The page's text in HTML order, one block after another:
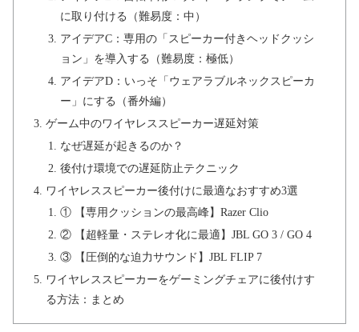
に取り付ける（難易度：中）
アイデアC：専用の「スピーカー付きヘッドクッシ
ョン」を導入する（難易度：極低）
アイデアD：いっそ「ウェアラブルネックスピーカ
ー」にする（番外編）
ゲーム中のワイヤレススピーカー遅延対策
なぜ遅延が起きるのか？
後付け環境での遅延防止テクニック
ワイヤレススピーカー後付けに最適なおすすめ3選
① 【専用クッションの最高峰】Razer Clio
② 【超軽量・ステレオ化に最適】JBL GO 3 / GO 4
③ 【圧倒的な迫力サウンド】JBL FLIP 7
ワイヤレススピーカーをゲーミングチェアに後付けす
る方法：まとめ